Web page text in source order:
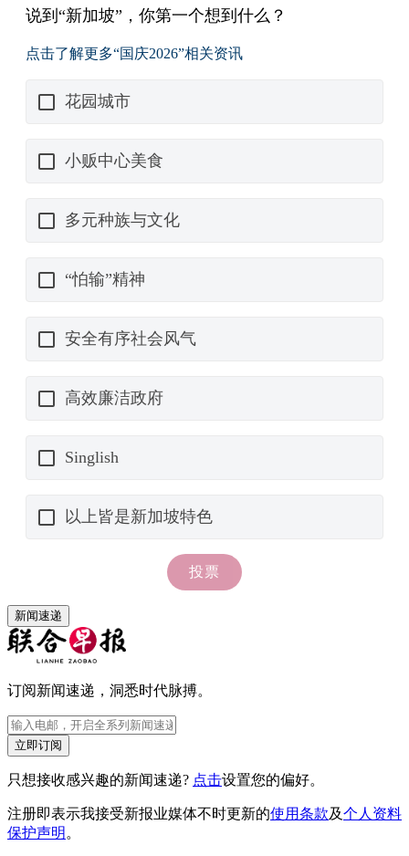
新闻速递
订阅新闻速递，洞悉时代脉搏。
立即订阅
只想接收感兴趣的新闻速递? 点击设置您的偏好。
注册即表示我接受新报业媒体不时更新的使用条款及个人资料
保护声明 。